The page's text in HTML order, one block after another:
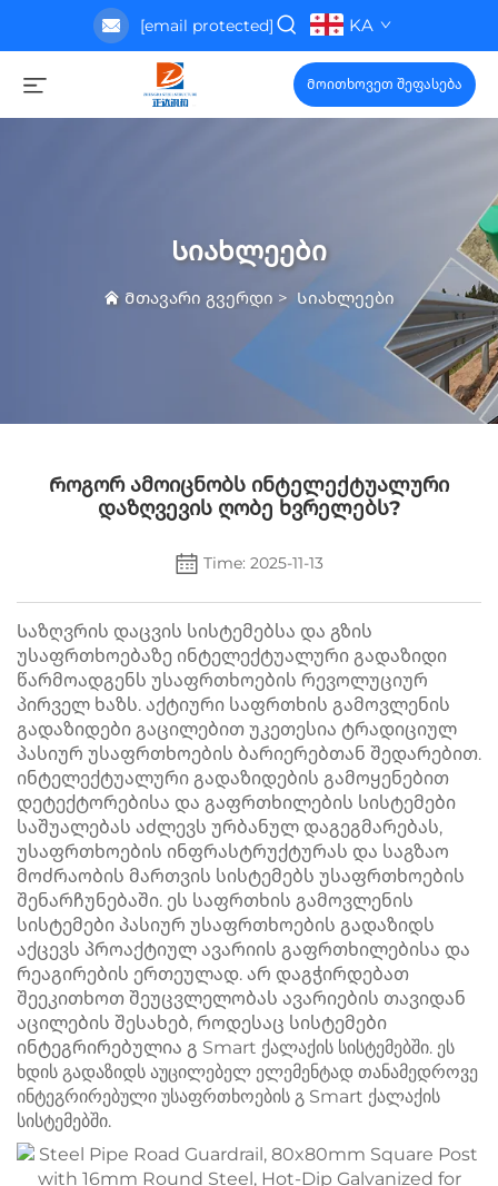
[email protected] KA
Მოითხოვეთ შეფასება
Სიახლეები
Მთავარი გვერდი > Სიახლეები
Როგორ Ამოიცნობს Ინტელექტუალური
Დაზღვევის Ღობე Ხვრელებს?
Time: 2025-11-13
Საზღვრის დაცვის სისტემებსა და გზის
უსაფრთხოებაზე ინტელექტუალური გადაზიდი
წარმოადგენს უსაფრთხოების რევოლუციურ
პირველ ხაზს. აქტიური საფრთხის გამოვლენის
გადაზიდები გაცილებით უკეთესია ტრადიციულ
პასიურ უსაფრთხოების ბარიერებთან შედარებით.
ინტელექტუალური გადაზიდების გამოყენებით
დეტექტორებისა და გაფრთხილების სისტემები
საშუალებას აძლევს ურბანულ დაგეგმარებას,
უსაფრთხოების ინფრასტრუქტურას და საგზაო
მოძრაობის მართვის სისტემებს უსაფრთხოების
შენარჩუნებაში. ეს საფრთხის გამოვლენის
სისტემები პასიურ უსაფრთხოების გადაზიდს
აქცევს პროაქტიულ ავარიის გაფრთხილებისა და
რეაგირების ერთეულად. არ დაგჭირდებათ
შეეკითხოთ შეუცვლელობას ავარიების თავიდან
აცილების შესახებ, როდესაც სისტემები
ინტეგრირებულია გ Smart ქალაქის სისტემებში. ეს
ხდის გადაზიდს აუცილებელ ელემენტად თანამედროვე
ინტეგრირებული უსაფრთხოების გ Smart ქალაქის
სისტემებში.